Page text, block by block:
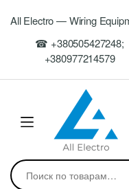
navigation
All Electro — Wiring
☎ +380505427248;
+380977214579
Искать: